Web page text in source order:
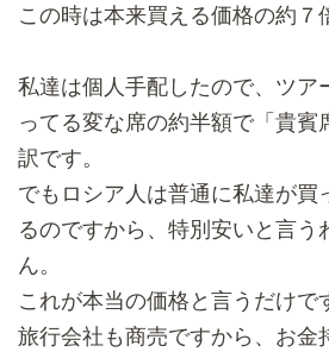
この時は本来買える価格の約７
私達は個人手配したので、 ツア
ってる変な席の約半額で「貴賓
訳です。
でもロシア人は普通に私達が買
るのですから、 特別安いと言う
ん。
これが本当の価格と言うだけで
旅行会社も商売ですから、お金